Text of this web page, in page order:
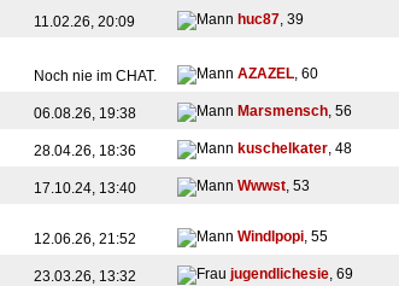
11.02.26, 20:09 huc87, 39
Noch nie im CHAT. AZAZEL, 60
06.08.26, 19:38 Marsmensch, 56
28.04.26, 18:36 kuschelkater, 48
17.10.24, 13:40 Wwwst, 53
12.06.26, 21:52 Windlpopi, 55
23.03.26, 13:32 jugendlichesie, 69